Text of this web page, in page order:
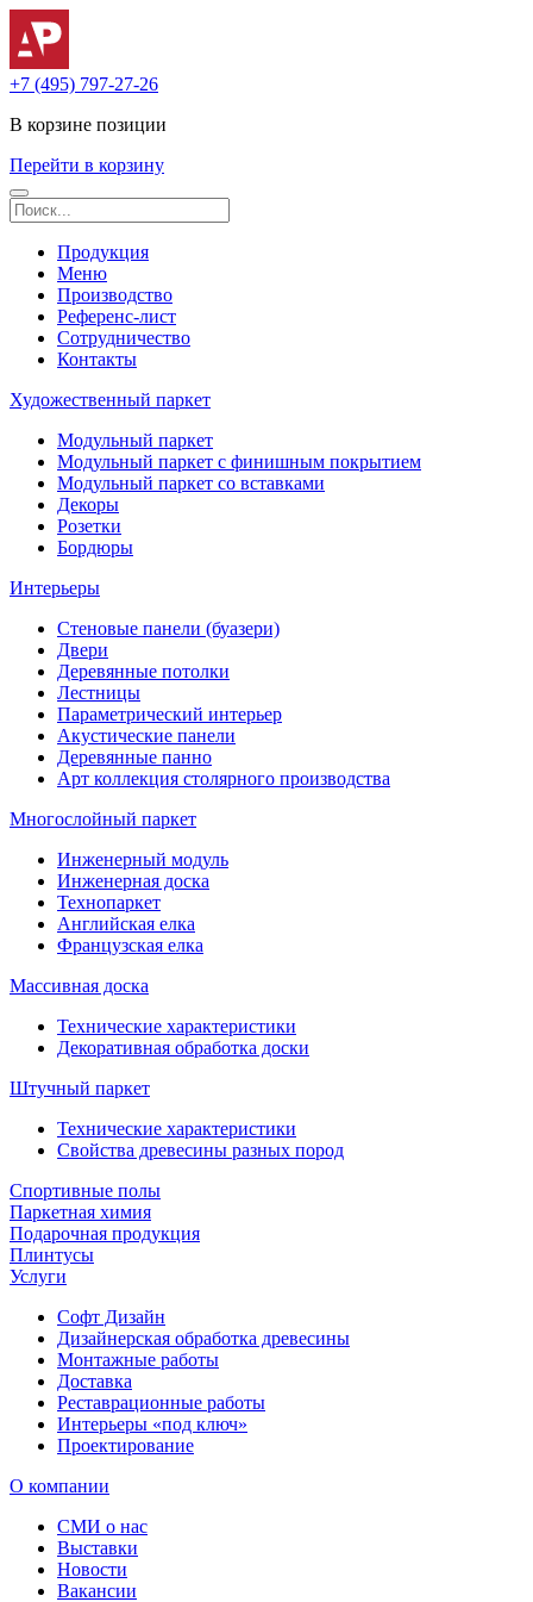
+7 (495) 797-27-26
В корзине позиции
Перейти в корзину
Продукция
Меню
Производство
Референс-лист
Сотрудничество
Контакты
Художественный паркет
Модульный паркет
Модульный паркет с финишным покрытием
Модульный паркет со вставками
Декоры
Розетки
Бордюры
Интерьеры
Стеновые панели (буазери)
Двери
Деревянные потолки
Лестницы
Параметрический интерьер
Акустические панели
Деревянные панно
Арт коллекция столярного производства
Многослойный паркет
Инженерный модуль
Инженерная доска
Технопаркет
Английская елка
Французская елка
Массивная доска
Технические характеристики
Декоративная обработка доски
Штучный паркет
Технические характеристики
Свойства древесины разных пород
Спортивные полы
Паркетная химия
Подарочная продукция
Плинтусы
Услуги
Софт Дизайн
Дизайнерская обработка древесины
Монтажные работы
Доставка
Реставрационные работы
Интерьеры «под ключ»
Проектирование
О компании
СМИ о нас
Выставки
Новости
Вакансии